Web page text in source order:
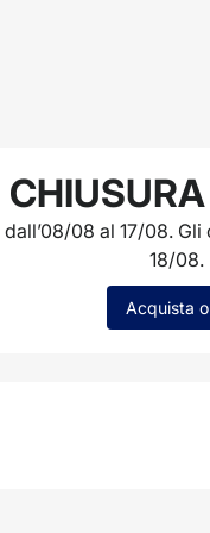
sulla spedizione
dall’08/08 al 17/08.
18/08.
Acquista